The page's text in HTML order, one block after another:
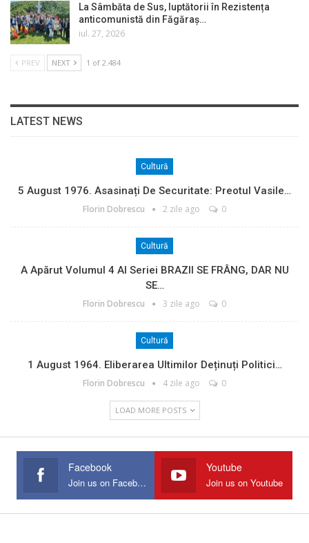
La Sâmbăta de Sus, luptătorii în Rezistența
anticomunistă din Făgăraș…
iul. 27, 2026
PREV NEXT 1 of 2.484
LATEST NEWS
Cultură
5 August 1976. Asasinați De Securitate: Preotul Vasile…
Florin Dobrescu 2 zile ago 0
Cultură
A Apărut Volumul 4 Al Seriei BRAZII SE FRÂNG, DAR NU
SE…
Florin Dobrescu 3 zile ago 0
Cultură
1 August 1964. Eliberarea Ultimilor Deținuți Politici…
Florin Dobrescu 4 zile ago 0
LOAD MORE POSTS
Facebook
Join us on Facebook
Youtube
Join us on Youtube